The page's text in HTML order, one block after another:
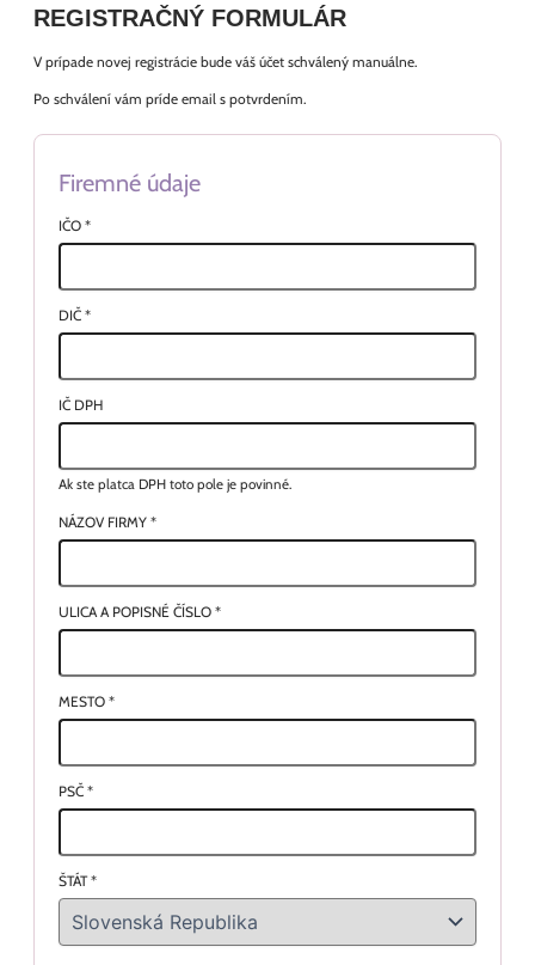
REGISTRAČNÝ FORMULÁR
V prípade novej registrácie bude váš účet schválený manuálne.
Po schválení vám príde email s potvrdením.
Firemné údaje
IČO *
DIČ *
IČ DPH
Ak ste platca DPH toto pole je povinné.
NÁZOV FIRMY *
ULICA A POPISNÉ ČÍSLO *
MESTO *
PSČ *
ŠTÁT*